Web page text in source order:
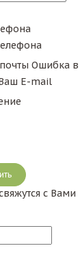
Ошибка в
E-mail
с Вами